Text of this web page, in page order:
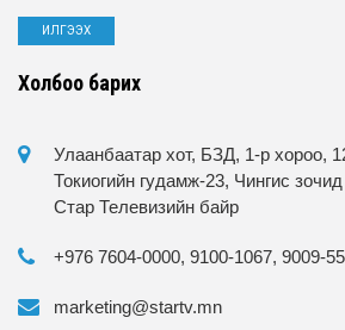
Холбоо барих
Улаанбаатар хот, БЗД, 1-р хороо,
Токиогийн гудамж-23, Чингис
Стар Телевизийн байр
+976 7604-0000, 9100-1067, 9009-
marketing@startv.mn